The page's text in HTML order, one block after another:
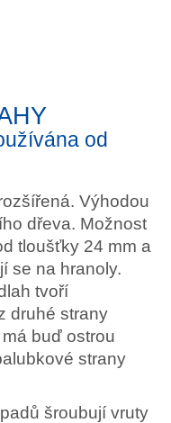
od
Výhodou
dřeva. Možnost
tloušťky 24 mm a
se na hranoly.
tvoří
druhé strany
buď ostrou
strany
šroubují vruty